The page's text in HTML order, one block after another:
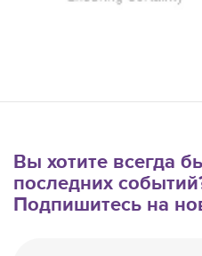
Вы хотите всегда
последних
Подпишитесь на